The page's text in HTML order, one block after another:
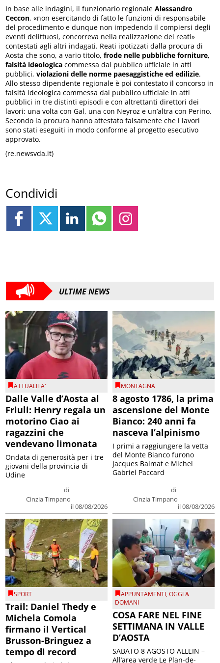
In base alle indagini, il funzionario regionaleAlessandro
Ceccon, «non esercitando di fatto le funzioni di responsabile
del procedimento e dunque non impedendo il compiersi degli
eventi delittuosi, concorreva nella realizzazione dei reati»
contestati agli altri indagati. Reati ipotizzati dalla procura di
Aosta che sono, a vario titolo, frode nelle pubbliche forniture,
falsità ideologica commessa dal pubblico ufficiale in atti
pubblici,violazioni delle norme paesaggistiche ed edilizie.
Allo stesso dipendente regionale è poi contestato il concorso in
falsità ideologica commessa dal pubblico ufficiale in atti
pubblici in tre distinti episodi e con altrettanti direttori dei
lavori: una volta con Gal, una con Neyroz e un’altra con Perino.
Secondo la procura hanno attestato falsamente che i lavori
sono stati eseguiti in modo conforme al progetto esecutivo
approvato.
(re.newsvda.it)
Condividi
ULTIME NEWS
ATTUALITA'
Dalle Valle d’Aosta al
Friuli: Henry regala un
motorino Ciao ai
ragazzini che
vendevano limonata
di
Cinzia Timpano
il 08/08/2026
Ondata di generosità per i tre
giovani della provincia di
Udine
MONTAGNA
8 agosto 1786, la prima
ascensione del Monte
Bianco: 240 anni fa
nasceva l’alpinismo
di
Cinzia Timpano
il 08/08/2026
I primi a raggiungere la vetta
del Monte Bianco furono
Jacques Balmat e Michel
Gabriel Paccard
SPORT
Trail: Daniel Thedy e
Michela Comola
firmano il Vertical
Brusson-Bringuez a
tempo di record
APPUNTAMENTI,OGGI &
DOMANI
COSA FARE NEL FINE
SETTIMANA IN VALLE
D’AOSTA
SABATO 8 AGOSTO ALLEIN –
All’area verde Le Plan-de-